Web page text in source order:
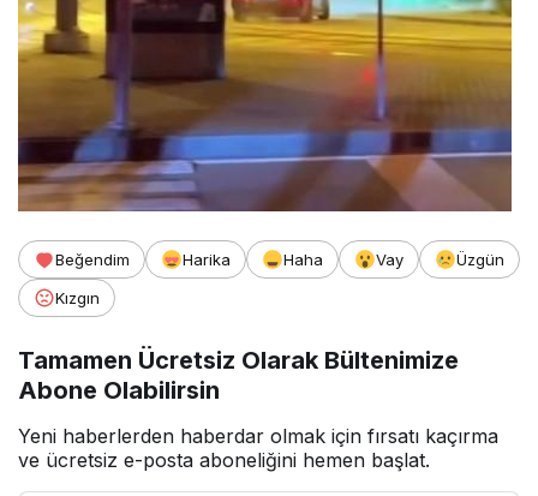
Beğendim Harika Haha Vay
Üzgün
Kızgın
Tamamen Ücretsiz Olarak Bültenimize
Abone Olabilirsin
Yeni haberlerden haberdar olmak için fırsatı kaçırma
ve ücretsiz e-posta aboneliğini hemen başlat.